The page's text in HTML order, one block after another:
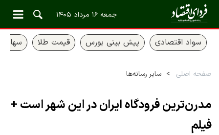
جمعه ۱۶ مرداد ۱۴۰۵
سواد اقتصادی پیش بینی بورس قیمت طلا سهام
صفحه اصلی سایر رسانه‌ها
مدرن‌ترین فرودگاه ایران در این شهر است +
فیلم